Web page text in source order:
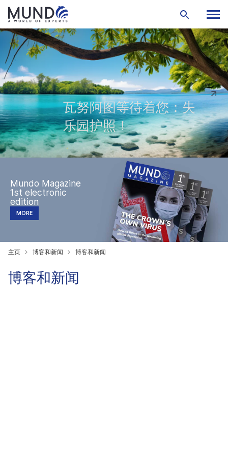
瓦努阿图等待着您：失
乐园护照！
Mundo Magazine
1st electronic
edition
MORE
主页 博客和新闻 博客和新闻
博客和新闻